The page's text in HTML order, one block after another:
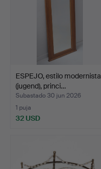
ESPEJO, estilo modernista
(jugend), princi…
Subastado 30 jun 2026
1 puja
32 USD